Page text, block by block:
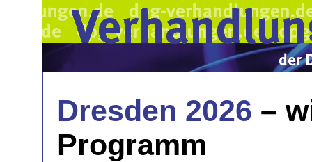
Dresden 2026 –
Programm